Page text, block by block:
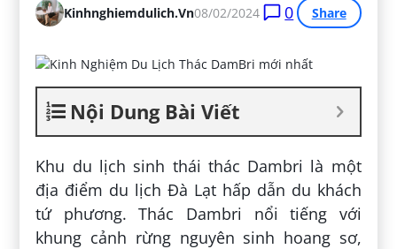
Kinhnghiemdulich.vn08/02/2024 0 Share
Nội Dung Bài Viết
Khu du lịch sinh thái thác Dambri là một
địa điểm du lịch Đà Lạt hấp dẫn du khách
tứ phương. Thác Dambri nổi tiếng với
khung cảnh rừng nguyên sinh hoang sơ,